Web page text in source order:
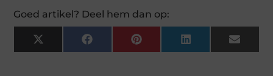
Goed artikel? Deel hem dan op:
X
(Twitter)
Facebook Pinterest LinkedIn Email